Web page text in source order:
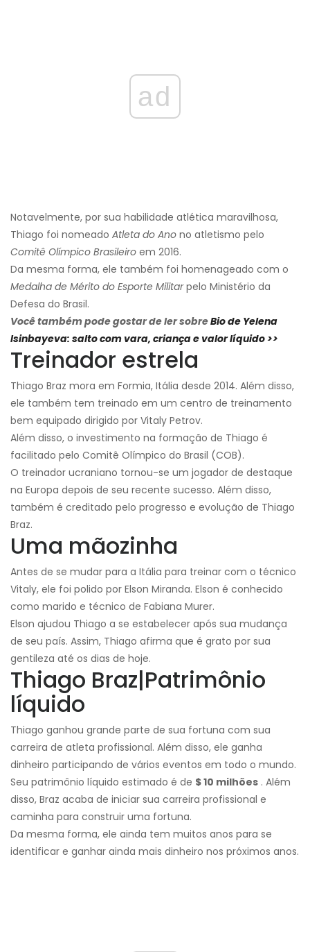
ad
Notavelmente, por sua habilidade atlética maravilhosa,
Thiago foi nomeado Atleta do Ano no atletismo pelo
Comitê Olímpico Brasileiro em 2016.
Da mesma forma, ele também foi homenageado com o
Medalha de Mérito do Esporte Militarpelo Ministério da
Defesa do Brasil.
Você também pode gostar de ler sobreBio de Yelena
Isinbayeva: salto com vara, criança e valor líquido >>
Treinador estrela
Thiago Braz mora em Formia, Itália desde 2014. Além disso,
ele também tem treinado em um centro de treinamento
bem equipado dirigido por Vitaly Petrov.
Além disso, o investimento na formação de Thiago é
facilitado pelo Comitê Olímpico do Brasil (COB).
O treinador ucraniano tornou-se um jogador de destaque
na Europa depois de seu recente sucesso. Além disso,
também é creditado pelo progresso e evolução de Thiago
Braz.
Uma mãozinha
Antes de se mudar para a Itália para treinar com o técnico
Vitaly, ele foi polido por Elson Miranda. Elson é conhecido
como marido e técnico de Fabiana Murer.
Elson ajudou Thiago a se estabelecer após sua mudança
de seu país. Assim, Thiago afirma que é grato por sua
gentileza até os dias de hoje.
Thiago Braz|Patrimônio
líquido
Thiago ganhou grande parte de sua fortuna com sua
carreira de atleta profissional. Além disso, ele ganha
dinheiro participando de vários eventos em todo o mundo.
Seu patrimônio líquido estimado é de $ 10 milhões . Além
disso, Braz acaba de iniciar sua carreira profissional e
caminha para construir uma fortuna.
Da mesma forma, ele ainda tem muitos anos para se
identificar e ganhar ainda mais dinheiro nos próximos anos.